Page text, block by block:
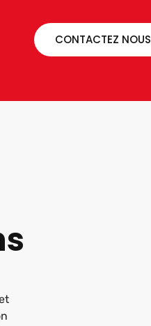
CONTACTEZ NOUS